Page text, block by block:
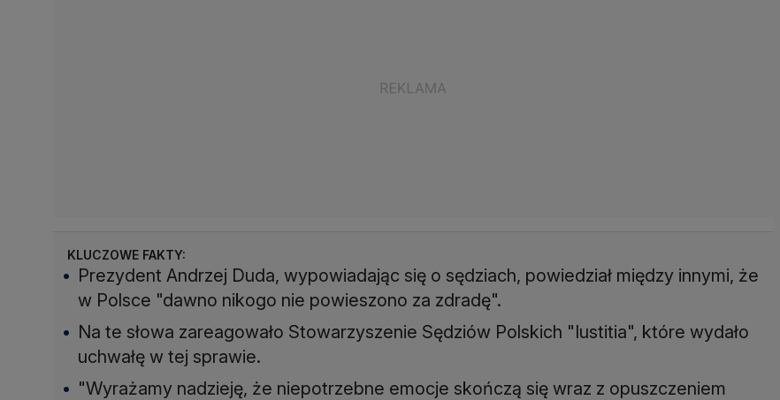
KLUCZOWE FAKTY:
Prezydent Andrzej Duda, wypowiadając się o sędziach, powiedział między innymi, że
w Polsce "dawno nikogo nie powieszono za zdradę".
Na te słowa zareagowało Stowarzyszenie Sędziów Polskich "Iustitia", które wydało
uchwałę w tej sprawie.
"Wyrażamy nadzieję, że niepotrzebne emocje skończą się wraz z opuszczeniem